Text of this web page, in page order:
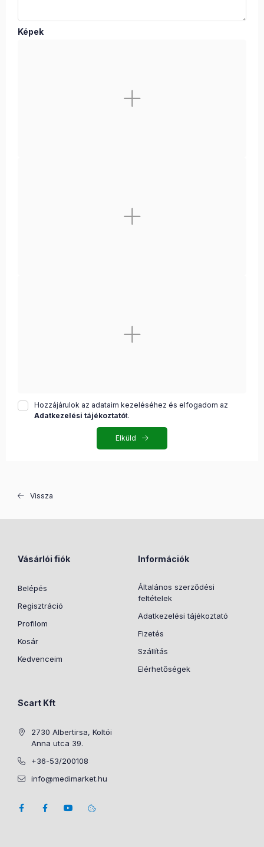
Képek
Hozzájárulok az adataim kezeléséhez és elfogadom az
Adatkezelési tájékoztatót.
Elküld
Vissza
Vásárlói fiók
Belépés
Regisztráció
Profilom
Kosár
Kedvenceim
Információk
Általános szerződési
feltételek
Adatkezelési tájékoztató
Fizetés
Szállítás
Elérhetőségek
Scart Kft
2730 Albertirsa, Koltói
Anna utca 39.
+36-53/200108
info@medimarket.hu